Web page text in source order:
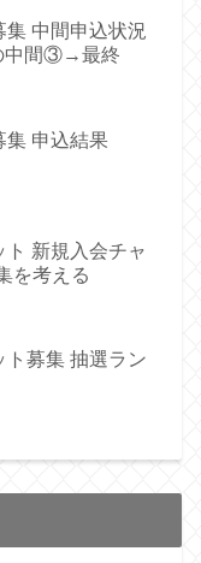
中間申込状況
中間③→最終
集 申込結果
新規入会チャ
を考える
ト募集 抽選ラン